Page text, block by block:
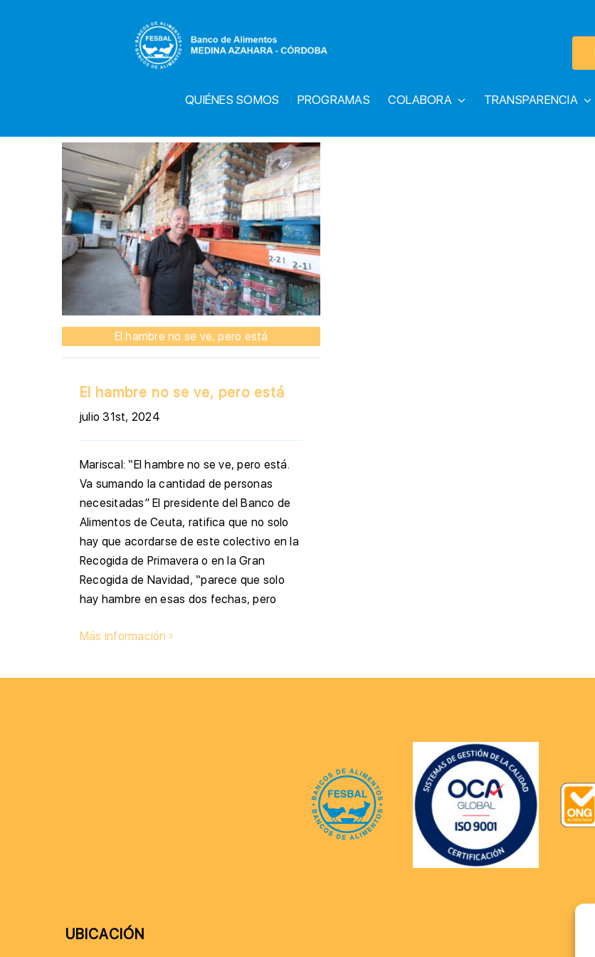
QUIÉNES SOMOS PROGRAMAS COLABORA TRANSPARENCIA
El hambre no se ve, pero está
El hambre no se ve, pero está
julio 31st, 2024
Mariscal: “El hambre no se ve, pero está.
Va sumando la cantidad de personas
necesitadas” El presidente del Banco de
Alimentos de Ceuta, ratifica que no solo
hay que acordarse de este colectivo en la
Recogida de Primavera o en la Gran
Recogida de Navidad, “parece que solo
hay hambre en esas dos fechas, pero
Más información
UBICACIÓN